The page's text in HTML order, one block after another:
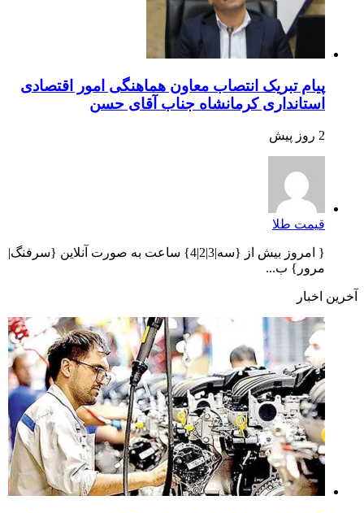
پیام تبریک انتصاب معاون هماهنگی امور اقتصادی
استانداری کرمانشاه جناب آقای حسن
2 روز پیش
قیمت طلا
{ امروز بیش از {سه|3|2|4} ساعت به صورت آنلاین {سرفنگ|
مرور} ب...
آخرین اخبار